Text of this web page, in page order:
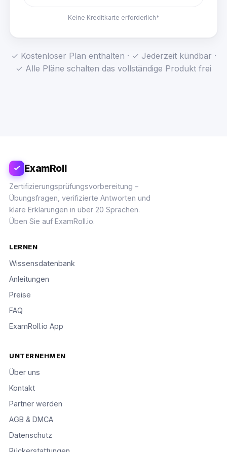
Keine Kreditkarte erforderlich*
✓ Kostenloser Plan enthalten · ✓ Jederzeit kündbar ·
✓ Alle Pläne schalten das vollständige Produkt frei
ExamRoll
Zertifizierungsprüfungsvorbereitung –
Übungsfragen, verifizierte Antworten und
klare Erklärungen in über 20 Sprachen.
Üben Sie auf ExamRoll.io.
LERNEN
Wissensdatenbank
Anleitungen
Preise
FAQ
ExamRoll.io App
UNTERNEHMEN
Über uns
Kontakt
Partner werden
AGB & DMCA
Datenschutz